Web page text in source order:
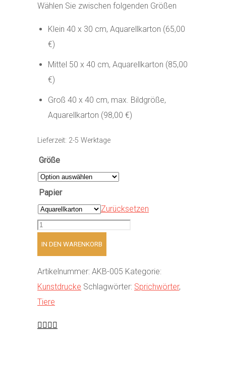
Wählen Sie zwischen folgenden Größen
Klein 40 x 30 cm, Aquarellkarton (65,00
€)
Mittel 50 x 40 cm, Aquarellkarton (85,00
€)
Groß 40 x 40 cm, max. Bildgröße,
Aquarellkarton (98,00 €)
Lieferzeit: 2-5 Werktage
Größe
Papier
Zurücksetzen
Schwarzes
Menge
IN DEN WARENKORB
Artikelnummer: AKB-005 Kategorie:
Kunstdrucke Schlagwörter: Sprichwörter,
Tiere